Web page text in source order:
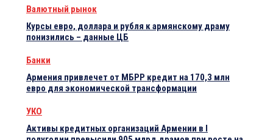
Валютный рынок
Курсы евро, доллара и рубля к армянскому драму
понизились – данные ЦБ
Банки
Армения привлечет от МБРР кредит на 170,3 млн
евро для экономической трансформации
УКО
Активы кредитных организаций Армении в I